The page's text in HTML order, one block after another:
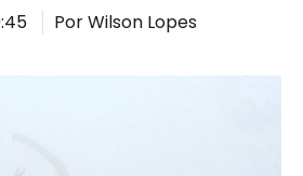
Por Wilson Lopes